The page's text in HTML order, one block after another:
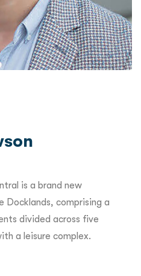
is a brand new
Docklands, comprising a
divided across five
a leisure complex.